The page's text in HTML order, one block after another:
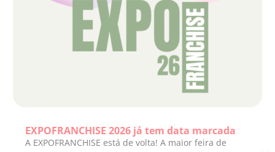
EXPOFRANCHISE 2026 já tem data marcada
A EXPOFRANCHISE está de volta! A maior feira de